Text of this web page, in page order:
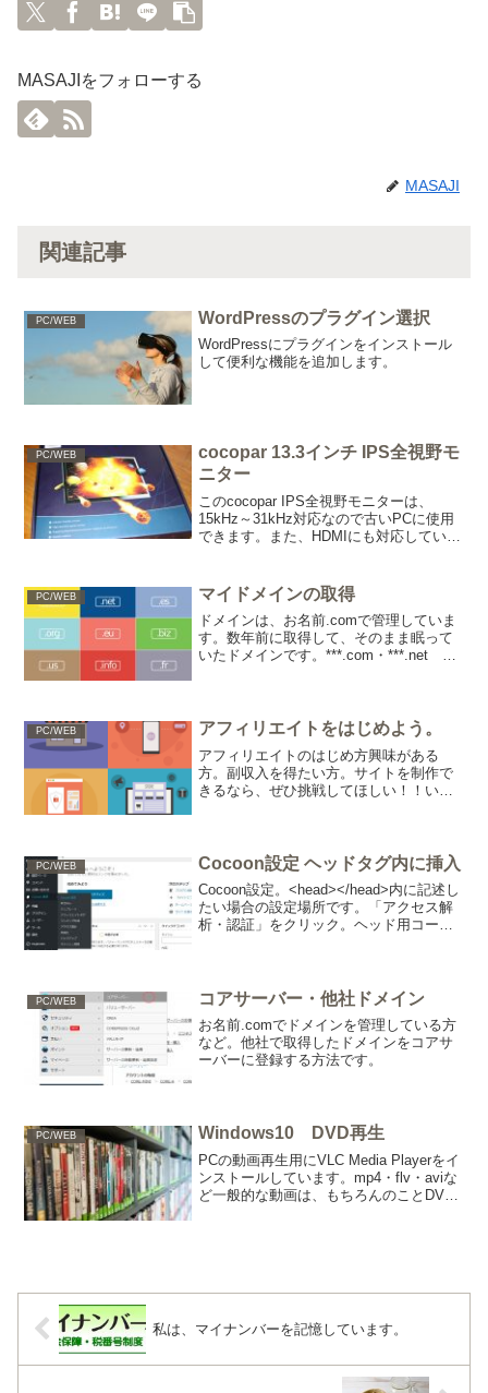
MASAJIをフォローする
MASAJI
関連記事
PC/WEB WordPressのプラグイン選択
WordPressにプラグインをインストール
して便利な機能を追加します。
PC/WEB
cocopar 13.3インチ IPS全視野モ
ニター
このcocopar IPS全視野モニターは、
15kHz～31kHz対応なので古いPCに使用
できます。また、HDMIにも対応していま
PC/WEB マイドメインの取得
ドメインは、お名前.comで管理していま
す。数年前に取得して、そのまま眠って
いたドメインです。***.com・***.net い
PC/WEB アフィリエイトをはじめよう。
アフィリエイトのはじめ方興味がある
方。副収入を得たい方。サイトを制作で
きるなら、ぜひ挑戦してほしい！！い
円ぐらい必要です。ネッ...
PC/WEB Cocoon設定 ヘッドタグ内に挿入
Cocoon設定。<head></head>内に記述し
たい場合の設定場所です。「アクセス解
析・認証」をクリック。ヘッド用コード
PC/WEB コアサーバー・他社ドメイン
お名前.comでドメインを管理している方
など。他社で取得したドメインをコアサ
ーバーに登録する方法です。
PC/WEB Windows10 DVD再生
PCの動画再生用にVLC Media Playerをイ
ンストールしています。mp4・flv・aviな
ど一般的な動画は、もちろんのことDVD
私は、マイナンバーを記憶しています。